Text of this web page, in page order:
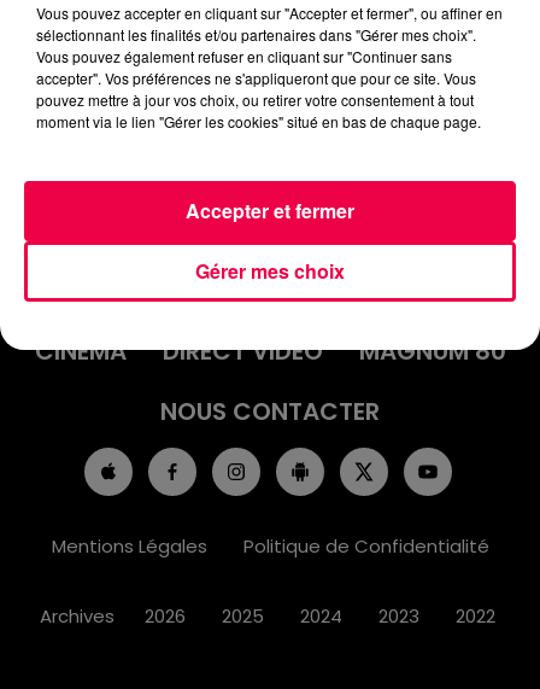
INFOS
AGENDA
JEUX
PODCASTS
CINÉMA
DIRECT VIDÉO
MAGNUM 80
NOUS CONTACTER
Mentions Légales Politique de Confidentialité
Archives 2026 2025 2024 2023 2022
Vous pouvez accepter en cliquant sur "Accepter et fermer", ou affiner en
sélectionnant les finalités et/ou partenaires dans "Gérer mes choix".
Vous pouvez également refuser en cliquant sur "Continuer sans
accepter". Vos préférences ne s'appliqueront que pour ce site. Vous
pouvez mettre à jour vos choix, ou retirer votre consentement à tout
moment via le lien "Gérer les cookies" situé en bas de chaque page.
Gérer mes choix
Accepter et fermer